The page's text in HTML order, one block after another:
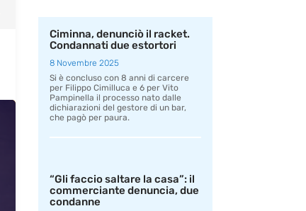
Ciminna, denunciò il racket.
Condannati due estortori
8 Novembre 2025
Si è concluso con 8 anni di carcere
per Filippo Cimilluca e 6 per Vito
Pampinella il processo nato dalle
dichiarazioni del gestore di un bar,
che pagò per paura.
“Gli faccio saltare la casa”: il
commerciante denuncia, due
condanne